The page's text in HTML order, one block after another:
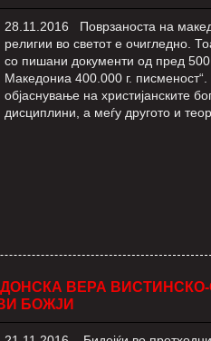
28.11.2016 Поврзаноста на
религии во светот е очигледно.
со пишани документи од пред
Македониа 400.000 г.
објаснување на христијанските
дисциплини, а меѓу другото и
ВЕРА
БОЖЈИ